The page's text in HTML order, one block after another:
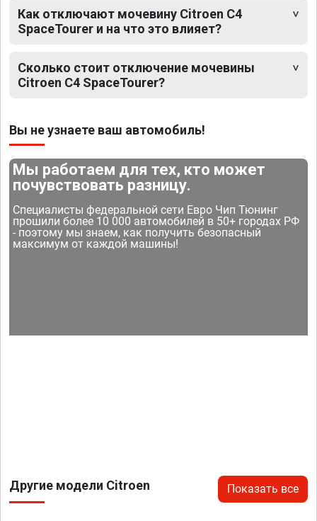
Как отключают мочевину Citroen C4
SpaceTourer и на что это влияет?
Сколько стоит отключение мочевины
Citroen C4 SpaceTourer?
Вы не узнаете ваш автомобиль!
Мы работаем для тех, кто может
почувствовать разницу.
Специалисты федеральной сети Евро Чип Тюнинг
прошили более 10 000 автомобилей в 50+ городах РФ
- поэтому мы знаем, как получить безопасный
максимум от каждой машины!
Другие модели Citroen Показать все